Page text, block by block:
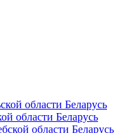
области Беларусь
области Беларусь
области Беларусь